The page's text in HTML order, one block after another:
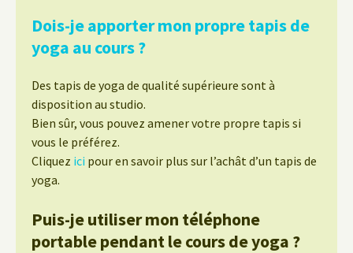
Dois-je apporter mon propre tapis de
yoga au cours ?
Des tapis de yoga de qualité supérieure sont à
disposition au studio.
Bien sûr, vous pouvez amener votre propre tapis si
vous le préférez.
Cliquez ici pour en savoir plus sur l’achât d’un tapis de
yoga.
Puis-je utiliser mon téléphone
portable pendant le cours de yoga ?